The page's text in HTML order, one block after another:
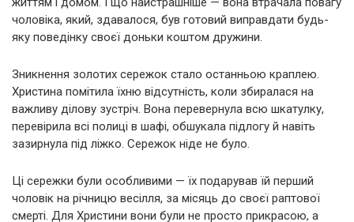
чоловіка, який, здавалося, був готовий виправдати будь-
яку поведінку своєї доньки коштом дружини.
Зникнення золотих сережок стало останньою краплею.
Христина помітила їхню відсутність, коли збиралася на
важливу ділову зустріч. Вона перевернула всю шкатулку,
перевірила всі полиці в шафі, обшукала підлогу й навіть
зазирнула під ліжко. Сережок ніде не було.
Ці сережки були особливими — їх подарував їй перший
чоловік на річницю весілля, за місяць до своєї раптової
смерті. Для Христини вони були не просто прикрасою, а